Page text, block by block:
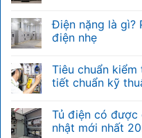
bình
luận
ở
U
trong
tủ
gì?
Bảng
quy
Điện nặng là gì?
điện nhẹ
bình
luận
ở
là
gì?
Phân
Tiêu chuẩn
tiết chuẩn kỹ
bình
luận
ở
Tủ điện có được
nhật mới nhất